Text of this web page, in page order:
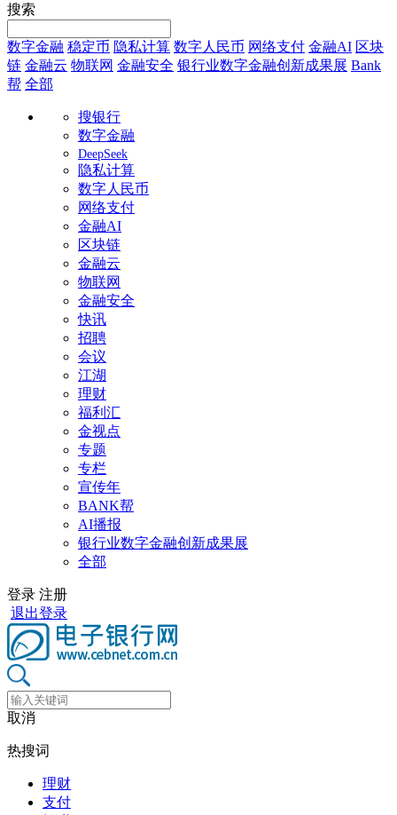
搜索
数字金融 稳定币 隐私计算 数字人民币 网络支付 金融AI 区块
链 金融云 物联网 金融安全 银行业数字金融创新成果展 Bank
帮 全部
搜银行
数字金融
DeepSeek
隐私计算
数字人民币
网络支付
金融AI
区块链
金融云
物联网
金融安全
快讯
招聘
会议
江湖
理财
福利汇
金视点
专题
专栏
宣传年
BANK帮
AI播报
银行业数字金融创新成果展
全部
登录 注册
退出登录
取消
热搜词
理财
支付